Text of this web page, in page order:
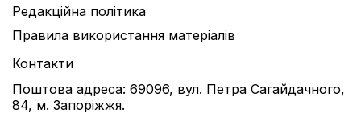
Редакційна політика
Правила використання матеріалів
Контакти
Поштова адреса: 69096, вул. Петра Сагайдачного,
84, м. Запоріжжя.